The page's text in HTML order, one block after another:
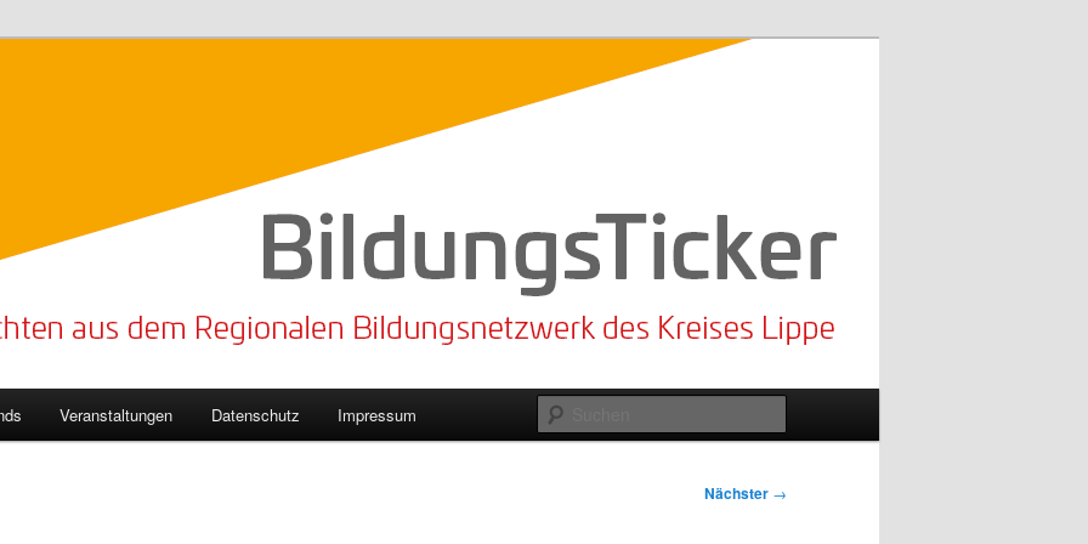
Veranstaltungen Datenschutz Impressum
Nächster →